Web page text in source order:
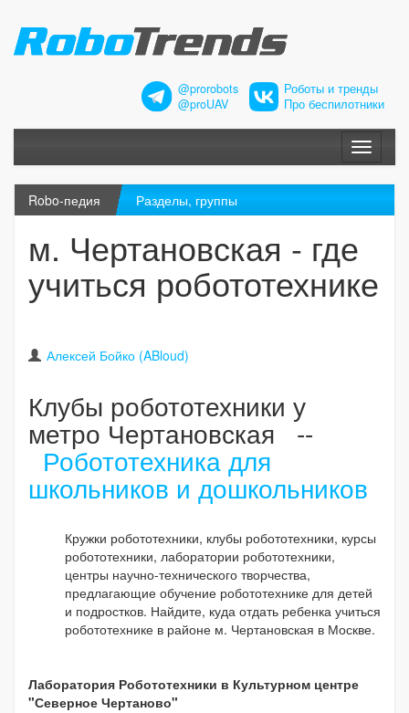
@prorobots
@proUAV
Роботы и тренды
Про беспилотники
Меню
Robo-педия Разделы, группы
м. Чертановская - где
учиться робототехнике
Алексей Бойко (ABloud)
Клубы робототехники у
метро Чертановская --
Робототехника для
школьников и дошкольников
Кружки робототехники, клубы робототехники, курсы
робототехники, лаборатории робототехники,
центры научно-технического творчества,
предлагающие обучение робототехнике для детей
и подростков. Найдите, куда отдать ребенка учиться
робототехнике в районе м. Чертановская в Москве.
Лаборатория Робототехники в Культурном центре
"Северное Чертаново"